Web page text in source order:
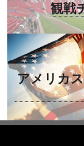
観戦
アメリカ